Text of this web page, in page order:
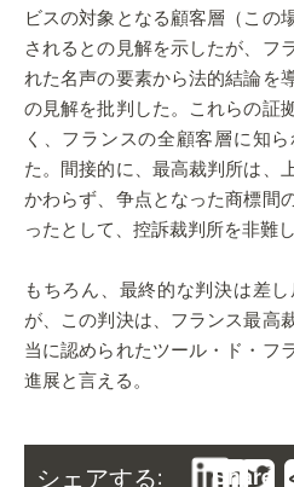
ビスの対象となる顧客層（この
されるとの見解を示したが、フ
れた名声の要素から法的結論を
の見解を批判した。これらの証
く、フランスの全顧客層に知
た。間接的に、最高裁判所は、
かわらず、争点となった商標間
ったとして、控訴裁判所を非難し
もちろん、最終的な判決は差
が、この判決は、フランス最高
当に認められたツール・ド・フ
進展と言える。
シェアする: Share